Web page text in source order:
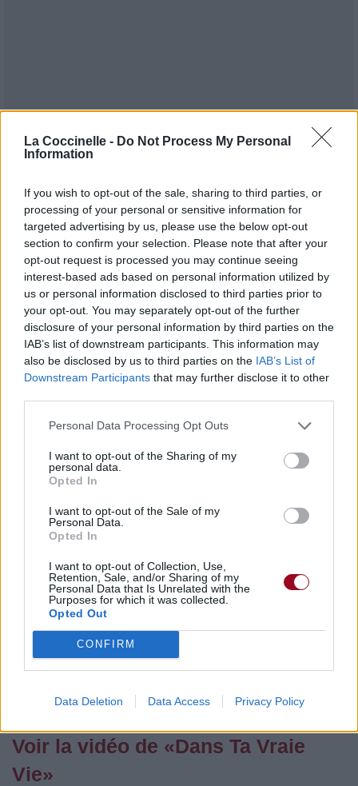
La Coccinelle - Do Not Process My Personal
Information
If you wish to opt-out of the sale, sharing to third parties, or
processing of your personal or sensitive information for
targeted advertising by us, please use the below opt-out
section to confirm your selection. Please note that after your
opt-out request is processed you may continue seeing
interest-based ads based on personal information utilized by
us or personal information disclosed to third parties prior to
your opt-out. You may separately opt-out of the further
disclosure of your personal information by third parties on the
IAB’s list of downstream participants. This information may
also be disclosed by us to third parties on the IAB’s List of
Downstream Participants that may further disclose it to other
Personal Data Processing Opt Outs
I want to opt-out of the Sharing of my
personal data.
Opted In
I want to opt-out of the Sale of my
Personal Data.
Opted In
I want to opt-out of Collection, Use,
Retention, Sale, and/or Sharing of my
Personal Data that Is Unrelated with the
Purposes for which it was collected.
Opted Out
CONFIRM
Data Deletion Data Access Privacy Policy
Publié parTheBitchSaidYeah
le 17
novembre 2007 à 13h19.
Chanteurs : Yelle
⇑
Paroles + Traduction Téléchargement
Vidéos
Vous aimez chanter, apprenez la guitare chez
Télécharger légalement les MP3 sur
Trouver des vinyles et des CD sur
Trouver un instrument de musique ou une partition au
Commentaires
Voir la vidéo de «Dans Ta Vraie
Vie»